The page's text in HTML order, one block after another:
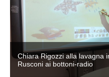
Chiara Rigozzi alla lavagna
Rusconi ai bottoni-radio